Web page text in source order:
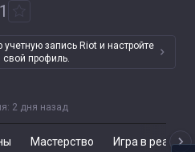
запись Riot и настройте
свой профиль.
: 2 дня назад
Мастерство Игра в